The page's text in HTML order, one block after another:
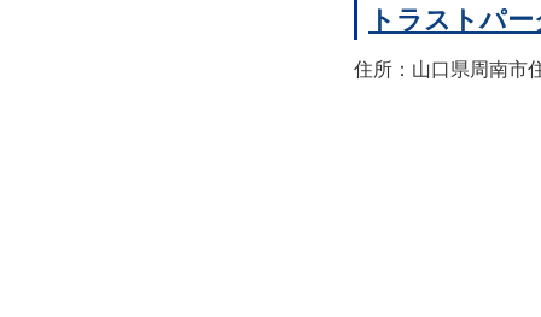
トラストパ
住所：山口県周南市